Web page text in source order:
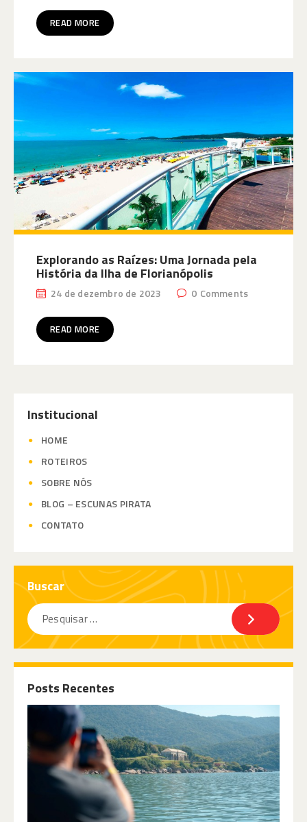
READ MORE
Explorando as Raízes: Uma Jornada pela
História da Ilha de Florianópolis
24 de dezembro de 2023 0 Comments
READ MORE
Institucional
HOME
ROTEIROS
SOBRE NÓS
BLOG – ESCUNAS PIRATA
CONTATO
Buscar
Posts Recentes